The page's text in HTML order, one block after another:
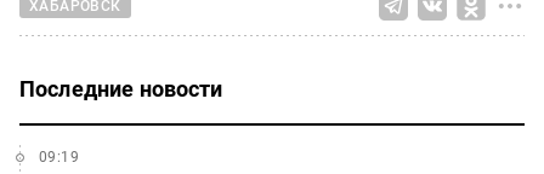
ХАБАРОВСК
Последние новости
09:19